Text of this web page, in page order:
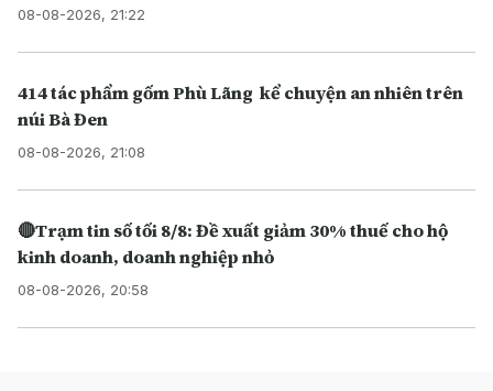
08-08-2026, 21:22
414 tác phẩm gốm Phù Lãng kể chuyện an nhiên trên
núi Bà Đen
08-08-2026, 21:08
🔴Trạm tin số tối 8/8: Đề xuất giảm 30% thuế cho hộ
kinh doanh, doanh nghiệp nhỏ
08-08-2026, 20:58